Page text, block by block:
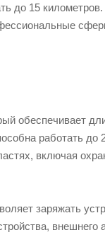
до 15
обеспечивает
работать до
включая
заряжать
внешнего